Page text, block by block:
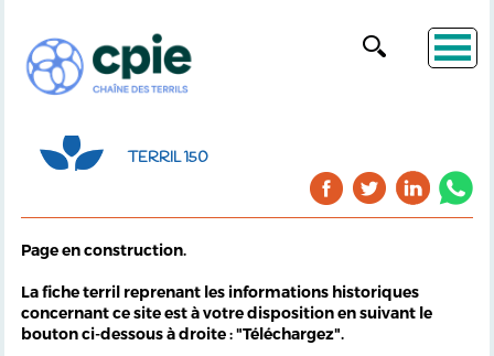
TERRIL 150
Page en construction.
La fiche terril reprenant les informations historiques
concernant ce site est à votre disposition en suivant le
bouton ci-dessous à droite : "Téléchargez".